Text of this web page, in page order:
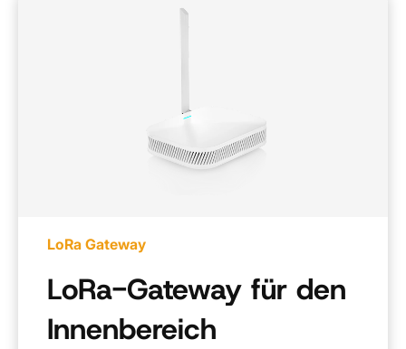
LoRa Gateway
LoRa-Gateway für den
Innenbereich